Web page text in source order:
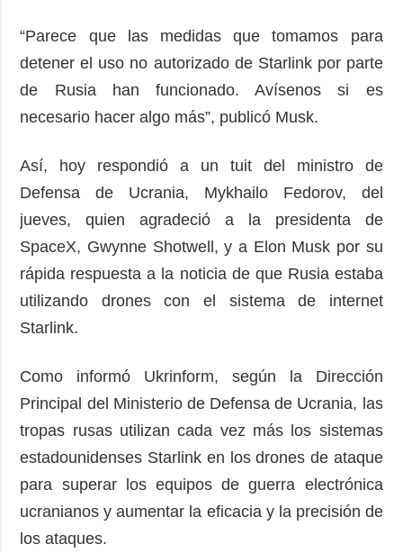
“Parece que las medidas que tomamos para
detener el uso no autorizado de Starlink por parte
de Rusia han funcionado. Avísenos si es
necesario hacer algo más”, publicó Musk.
Así, hoy respondió a un tuit del ministro de
Defensa de Ucrania, Mykhailo Fedorov, del
jueves, quien agradeció a la presidenta de
SpaceX, Gwynne Shotwell, y a Elon Musk por su
rápida respuesta a la noticia de que Rusia estaba
utilizando drones con el sistema de internet
Starlink.
Como informó Ukrinform, según la Dirección
Principal del Ministerio de Defensa de Ucrania, las
tropas rusas utilizan cada vez más los sistemas
estadounidenses Starlink en los drones de ataque
para superar los equipos de guerra electrónica
ucranianos y aumentar la eficacia y la precisión de
los ataques.